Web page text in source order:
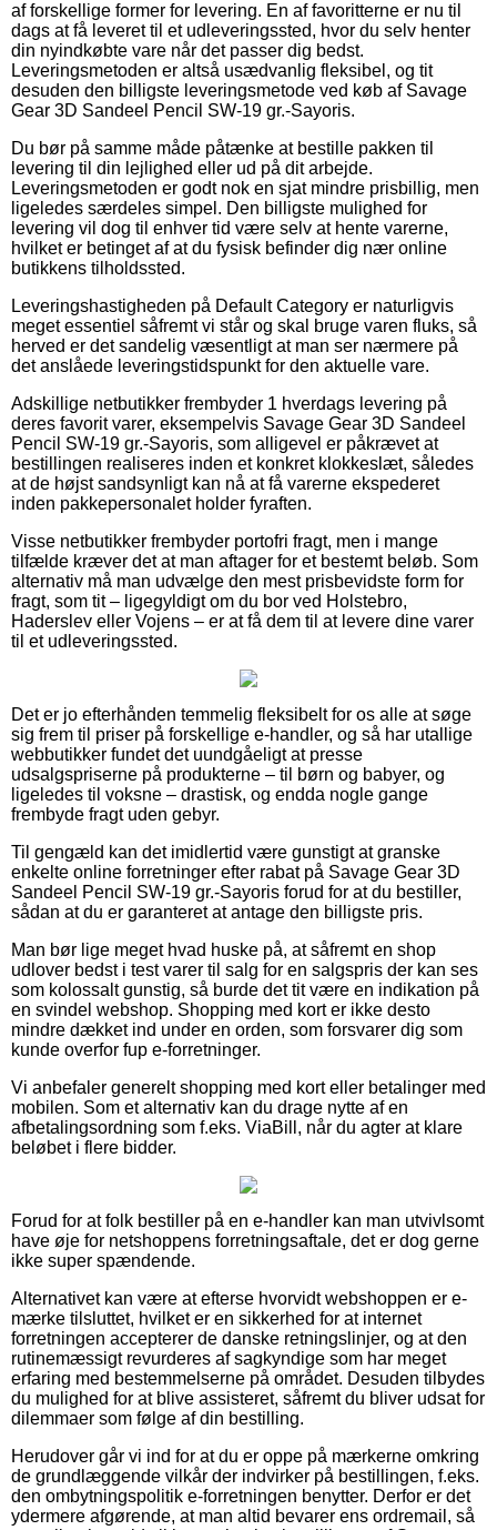
af forskellige former for levering. En af favoritterne er nu til
dags at få leveret til et udleveringssted, hvor du selv henter
din nyindkøbte vare når det passer dig bedst.
Leveringsmetoden er altså usædvanlig fleksibel, og tit
desuden den billigste leveringsmetode ved køb af Savage
Gear 3D Sandeel Pencil SW-19 gr.-Sayoris.
Du bør på samme måde påtænke at bestille pakken til
levering til din lejlighed eller ud på dit arbejde.
Leveringsmetoden er godt nok en sjat mindre prisbillig, men
ligeledes særdeles simpel. Den billigste mulighed for
levering vil dog til enhver tid være selv at hente varerne,
hvilket er betinget af at du fysisk befinder dig nær online
butikkens tilholdssted.
Leveringshastigheden på Default Category er naturligvis
meget essentiel såfremt vi står og skal bruge varen fluks, så
herved er det sandelig væsentligt at man ser nærmere på
det anslåede leveringstidspunkt for den aktuelle vare.
Adskillige netbutikker frembyder 1 hverdags levering på
deres favorit varer, eksempelvis Savage Gear 3D Sandeel
Pencil SW-19 gr.-Sayoris, som alligevel er påkrævet at
bestillingen realiseres inden et konkret klokkeslæt, således
at de højst sandsynligt kan nå at få varerne ekspederet
inden pakkepersonalet holder fyraften.
Visse netbutikker frembyder portofri fragt, men i mange
tilfælde kræver det at man aftager for et bestemt beløb. Som
alternativ må man udvælge den mest prisbevidste form for
fragt, som tit – ligegyldigt om du bor ved Holstebro,
Haderslev eller Vojens – er at få dem til at levere dine varer
til et udleveringssted.
Det er jo efterhånden temmelig fleksibelt for os alle at søge
sig frem til priser på forskellige e-handler, og så har utallige
webbutikker fundet det uundgåeligt at presse
udsalgspriserne på produkterne – til børn og babyer, og
ligeledes til voksne – drastisk, og endda nogle gange
frembyde fragt uden gebyr.
Til gengæld kan det imidlertid være gunstigt at granske
enkelte online forretninger efter rabat på Savage Gear 3D
Sandeel Pencil SW-19 gr.-Sayoris forud for at du bestiller,
sådan at du er garanteret at antage den billigste pris.
Man bør lige meget hvad huske på, at såfremt en shop
udlover bedst i test varer til salg for en salgspris der kan ses
som kolossalt gunstig, så burde det tit være en indikation på
en svindel webshop. Shopping med kort er ikke desto
mindre dækket ind under en orden, som forsvarer dig som
kunde overfor fup e-forretninger.
Vi anbefaler generelt shopping med kort eller betalinger med
mobilen. Som et alternativ kan du drage nytte af en
afbetalingsordning som f.eks. ViaBill, når du agter at klare
beløbet i flere bidder.
Forud for at folk bestiller på en e-handler kan man utvivlsomt
have øje for netshoppens forretningsaftale, det er dog gerne
ikke super spændende.
Alternativet kan være at efterse hvorvidt webshoppen er e-
mærke tilsluttet, hvilket er en sikkerhed for at internet
forretningen accepterer de danske retningslinjer, og at den
rutinemæssigt revurderes af sagkyndige som har meget
erfaring med bestemmelserne på området. Desuden tilbydes
du mulighed for at blive assisteret, såfremt du bliver udsat for
dilemmaer som følge af din bestilling.
Herudover går vi ind for at du er oppe på mærkerne omkring
de grundlæggende vilkår der indvirker på bestillingen, f.eks.
den ombytningspolitik e-forretningen benytter. Derfor er det
ydermere afgørende, at man altid bevarer ens ordremail, så